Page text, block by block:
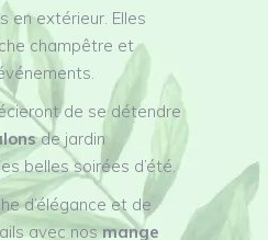
en extérieur. Elles
champêtre et
de se détendre
de jardin
belles soirées d’été.
d’élégance et de
avec nosmange